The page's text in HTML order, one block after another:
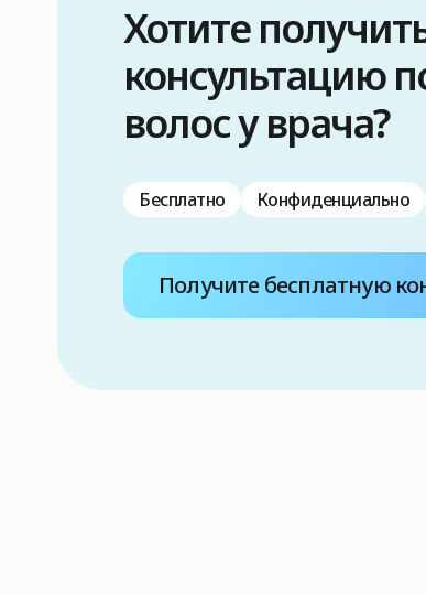
Хотите
консультацию
волос у врача?
Бесплатно Конфиденциально
Получите бесплатную